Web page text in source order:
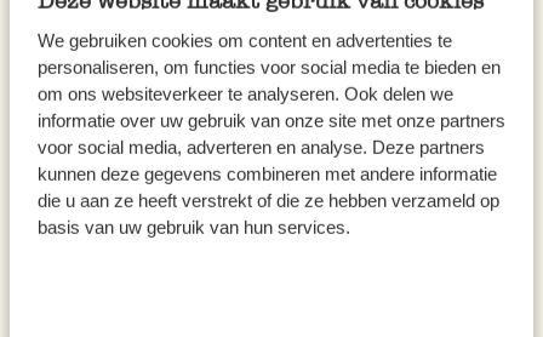
We gebruiken cookies om content en advertenties te
personaliseren, om functies voor social media te bieden en
om ons websiteverkeer te analyseren. Ook delen we
informatie over uw gebruik van onze site met onze partners
voor social media, adverteren en analyse. Deze partners
kunnen deze gegevens combineren met andere informatie
die u aan ze heeft verstrekt of die ze hebben verzameld op
basis van uw gebruik van hun services.